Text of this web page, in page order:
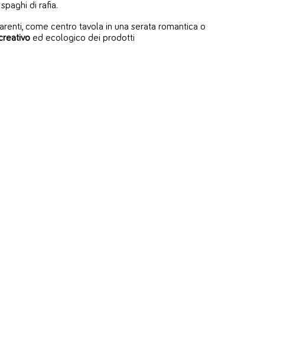
di rafia.
come centro tavola in una serata romantica o
ed ecologico dei prodotti